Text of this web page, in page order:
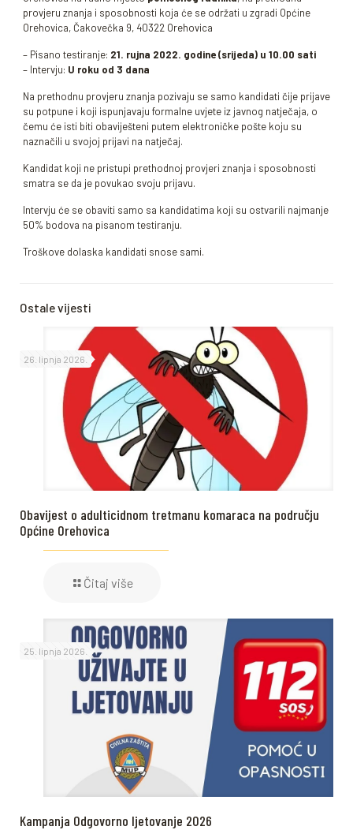
provjeru znanja i sposobnosti koja će se održati u zgradi Općine
Orehovica, Čakovečka 9, 40322 Orehovica
– Pisano testiranje: 21. rujna 2022. godine (srijeda) u 10.00 sati
– Intervju: U roku od 3 dana
Na prethodnu provjeru znanja pozivaju se samo kandidati čije prijave
su potpune i koji ispunjavaju formalne uvjete iz javnog natječaja, o
čemu će isti biti obaviješteni putem elektroničke pošte koju su
naznačili u svojoj prijavi na natječaj.
Kandidat koji ne pristupi prethodnoj provjeri znanja i sposobnosti
smatra se da je povukao svoju prijavu.
Intervju će se obaviti samo sa kandidatima koji su ostvarili najmanje
50% bodova na pisanom testiranju.
Troškove dolaska kandidati snose sami.
Ostale vijesti
26. lipnja 2026.
Obavijest o adulticidnom tretmanu komaraca na području
Općine Orehovica
Čitaj više
25. lipnja 2026.
Kampanja Odgovorno ljetovanje 2026